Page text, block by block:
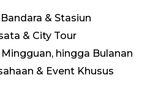
& Stasiun
& City Tour
Mingguan, hingga Bulanan
& Event Khusus